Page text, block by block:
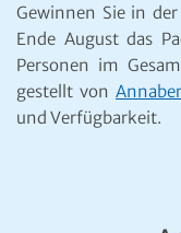
Gewinnen Sie in der
Ende August das
Personen im
gestellt von
und Verfügbarkeit.